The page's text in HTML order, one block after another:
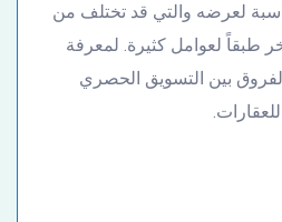
لعرضه والتي قد تختلف من
طبقاً لعوامل كثيرة. لمعرفة
الفروق بين التسويق الحصري